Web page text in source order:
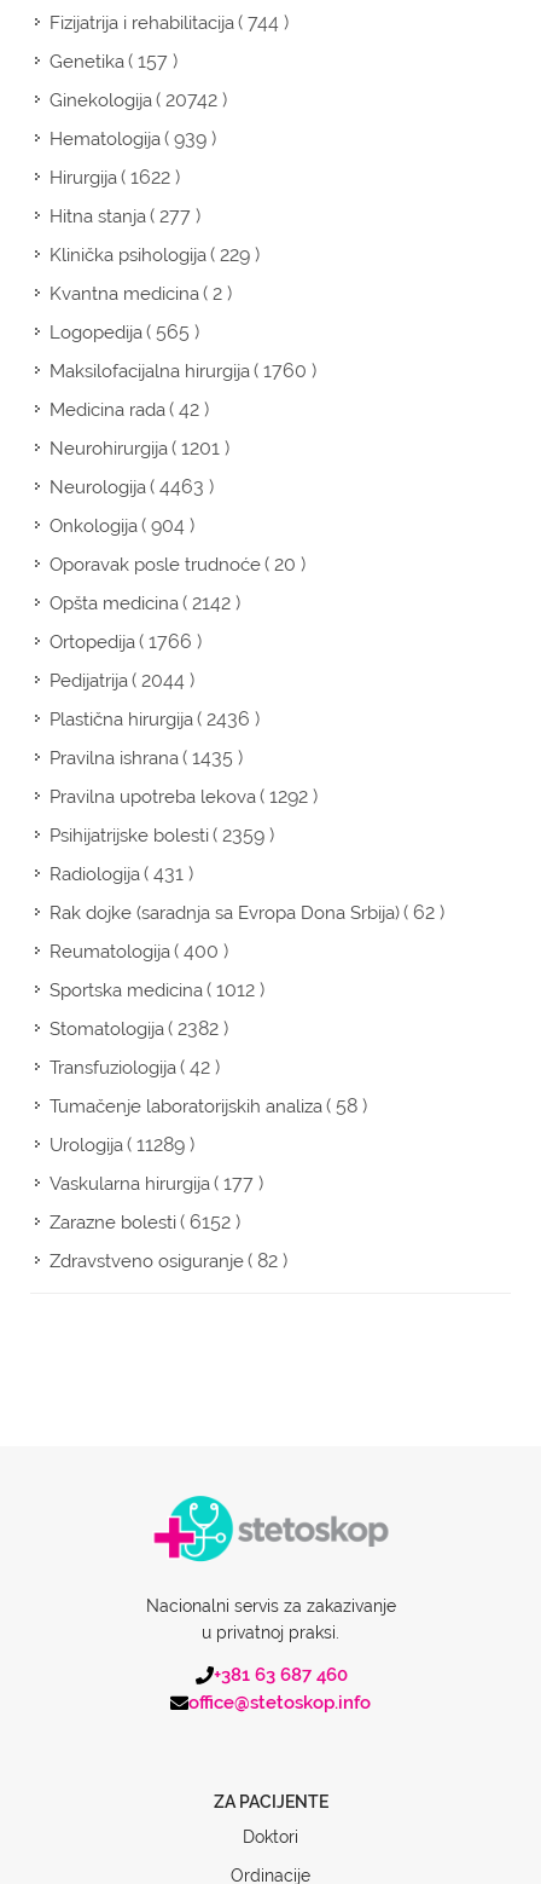
Fizijatrija i rehabilitacija( 744 )
Genetika( 157 )
Ginekologija( 20742 )
Hematologija( 939 )
Hirurgija( 1622 )
Hitna stanja( 277 )
Klinička psihologija( 229 )
Kvantna medicina( 2 )
Logopedija( 565 )
Maksilofacijalna hirurgija( 1760 )
Medicina rada( 42 )
Neurohirurgija( 1201 )
Neurologija( 4463 )
Onkologija( 904 )
Oporavak posle trudnoće( 20 )
Opšta medicina( 2142 )
Ortopedija( 1766 )
Pedijatrija( 2044 )
Plastična hirurgija( 2436 )
Pravilna ishrana( 1435 )
Pravilna upotreba lekova( 1292 )
Psihijatrijske bolesti( 2359 )
Radiologija( 431 )
Rak dojke (saradnja sa Evropa Dona Srbija)( 62 )
Reumatologija( 400 )
Sportska medicina( 1012 )
Stomatologija( 2382 )
Transfuziologija( 42 )
Tumačenje laboratorijskih analiza( 58 )
Urologija( 11289 )
Vaskularna hirurgija( 177 )
Zarazne bolesti( 6152 )
Zdravstveno osiguranje( 82 )
Nacionalni servis za zakazivanje
u privatnoj praksi.
+381 63 687 460
office@stetoskop.info
ZA PACIJENTE
Doktori
Ordinacije